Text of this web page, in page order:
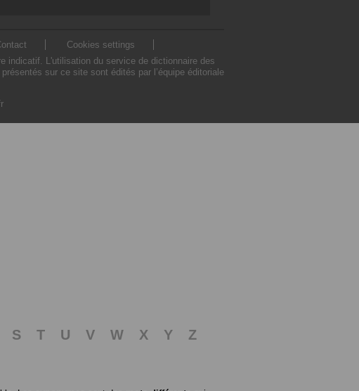
Cookies settings
indicatif. L'utilisation du service de dictionnaire des
sur ce site sont édités par l’équipe éditoriale
S T U V W X Y
Z